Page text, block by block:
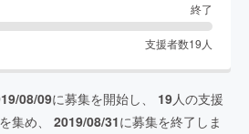
終了
支援者数19人
08/09に募集を開始し、 19人の支援
集め、 2019/08/31に募集を終了しま